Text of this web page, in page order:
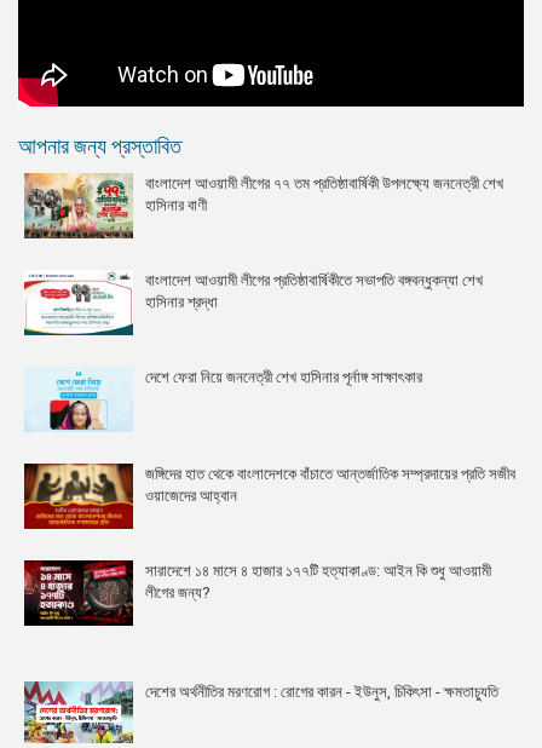
আপনার জন্য প্রস্তাবিত
বাংলাদেশ আওয়ামী লীগের ৭৭ তম প্রতিষ্ঠাবার্ষিকী উপলক্ষ্যে জননেত্রী শেখ
হাসিনার বাণী
বাংলাদেশ আওয়ামী লীগের প্রতিষ্ঠাবার্ষিকীতে সভাপতি বঙ্গবন্ধুকন্যা শেখ
হাসিনার শ্রদ্ধা
দেশে ফেরা নিয়ে জননেত্রী শেখ হাসিনার পূর্নাঙ্গ সাক্ষাৎকার
জঙ্গিদের হাত থেকে বাংলাদেশকে বাঁচাতে আন্তর্জাতিক সম্প্রদায়ের প্রতি সজীব
ওয়াজেদের আহ্বান
সারাদেশে ১৪ মাসে ৪ হাজার ১৭৭টি হত্যাকাণ্ড: আইন কি শুধু আওয়ামী
লীগের জন্য?
দেশের অর্থনীতির মরণরোগ : রোগের কারন - ইউনুস, চিকিৎসা - ক্ষমতাচ্যুতি